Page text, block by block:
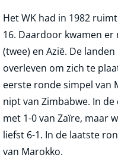
Het WK had in 1982
16. Daardoor kwamen
(twee) en Azië. De
overleven om zich te
eerste ronde simpel van
nipt van Zimbabwe. In
met 1-0 van Zaïre, maar
liefst 6-1. In de laatste
van Marokko.